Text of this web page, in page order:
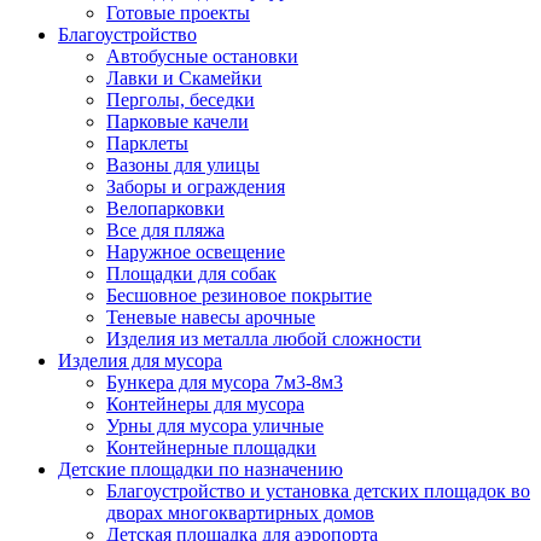
Готовые проекты
Благоустройство
Автобусные остановки
Лавки и Скамейки
Перголы, беседки
Парковые качели
Парклеты
Вазоны для улицы
Заборы и ограждения
Велопарковки
Все для пляжа
Наружное освещение
Площадки для собак
Бесшовное резиновое покрытие
Теневые навесы арочные
Изделия из металла любой сложности
Изделия для мусора
Бункера для мусора 7м3-8м3
Контейнеры для мусора
Урны для мусора уличные
Контейнерные площадки
Детские площадки по назначению
Благоустройство и установка детских площадок во
дворах многоквартирных домов
Детская площадка для аэропорта